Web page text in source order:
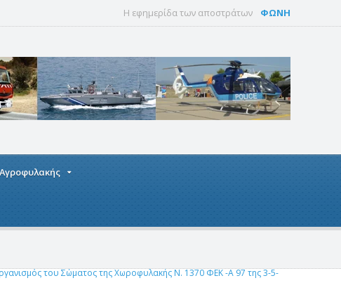
Η εφημερίδα των αποστράτων ΦΩΝΗ
του Σώματος της Χωροφυλακής Ν. 1370 ΦΕΚ -Α 97 της 3-5-